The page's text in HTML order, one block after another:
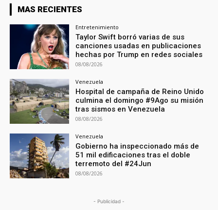
MAS RECIENTES
Entretenimiento
Taylor Swift borró varias de sus
canciones usadas en publicaciones
hechas por Trump en redes sociales
08/08/2026
Venezuela
Hospital de campaña de Reino Unido
culmina el domingo #9Ago su misión
tras sismos en Venezuela
08/08/2026
Venezuela
Gobierno ha inspeccionado más de
51 mil edificaciones tras el doble
terremoto del #24Jun
08/08/2026
- Publicidad -